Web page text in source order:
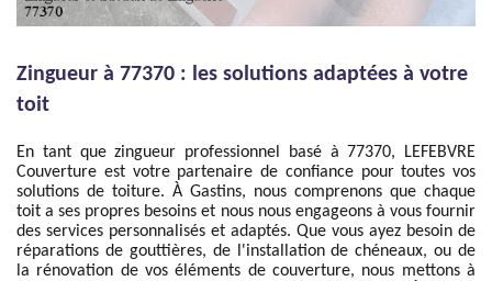
Zingueur à 77370 : les solutions adaptées à votre
toit
En tant que zingueur professionnel basé à 77370, LEFEBVRE
Couverture est votre partenaire de confiance pour toutes vos
solutions de toiture. À Gastins, nous comprenons que chaque
toit a ses propres besoins et nous nous engageons à vous fournir
des services personnalisés et adaptés. Que vous ayez besoin de
réparations de gouttières, de l'installation de chéneaux, ou de
la rénovation de vos éléments de couverture, nous mettons à